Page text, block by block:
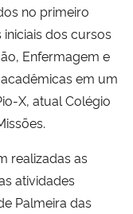
no primeiro
dos cursos
Enfermagem e
em um
X, atual Colégio
realizadas as
atividades
Palmeira das